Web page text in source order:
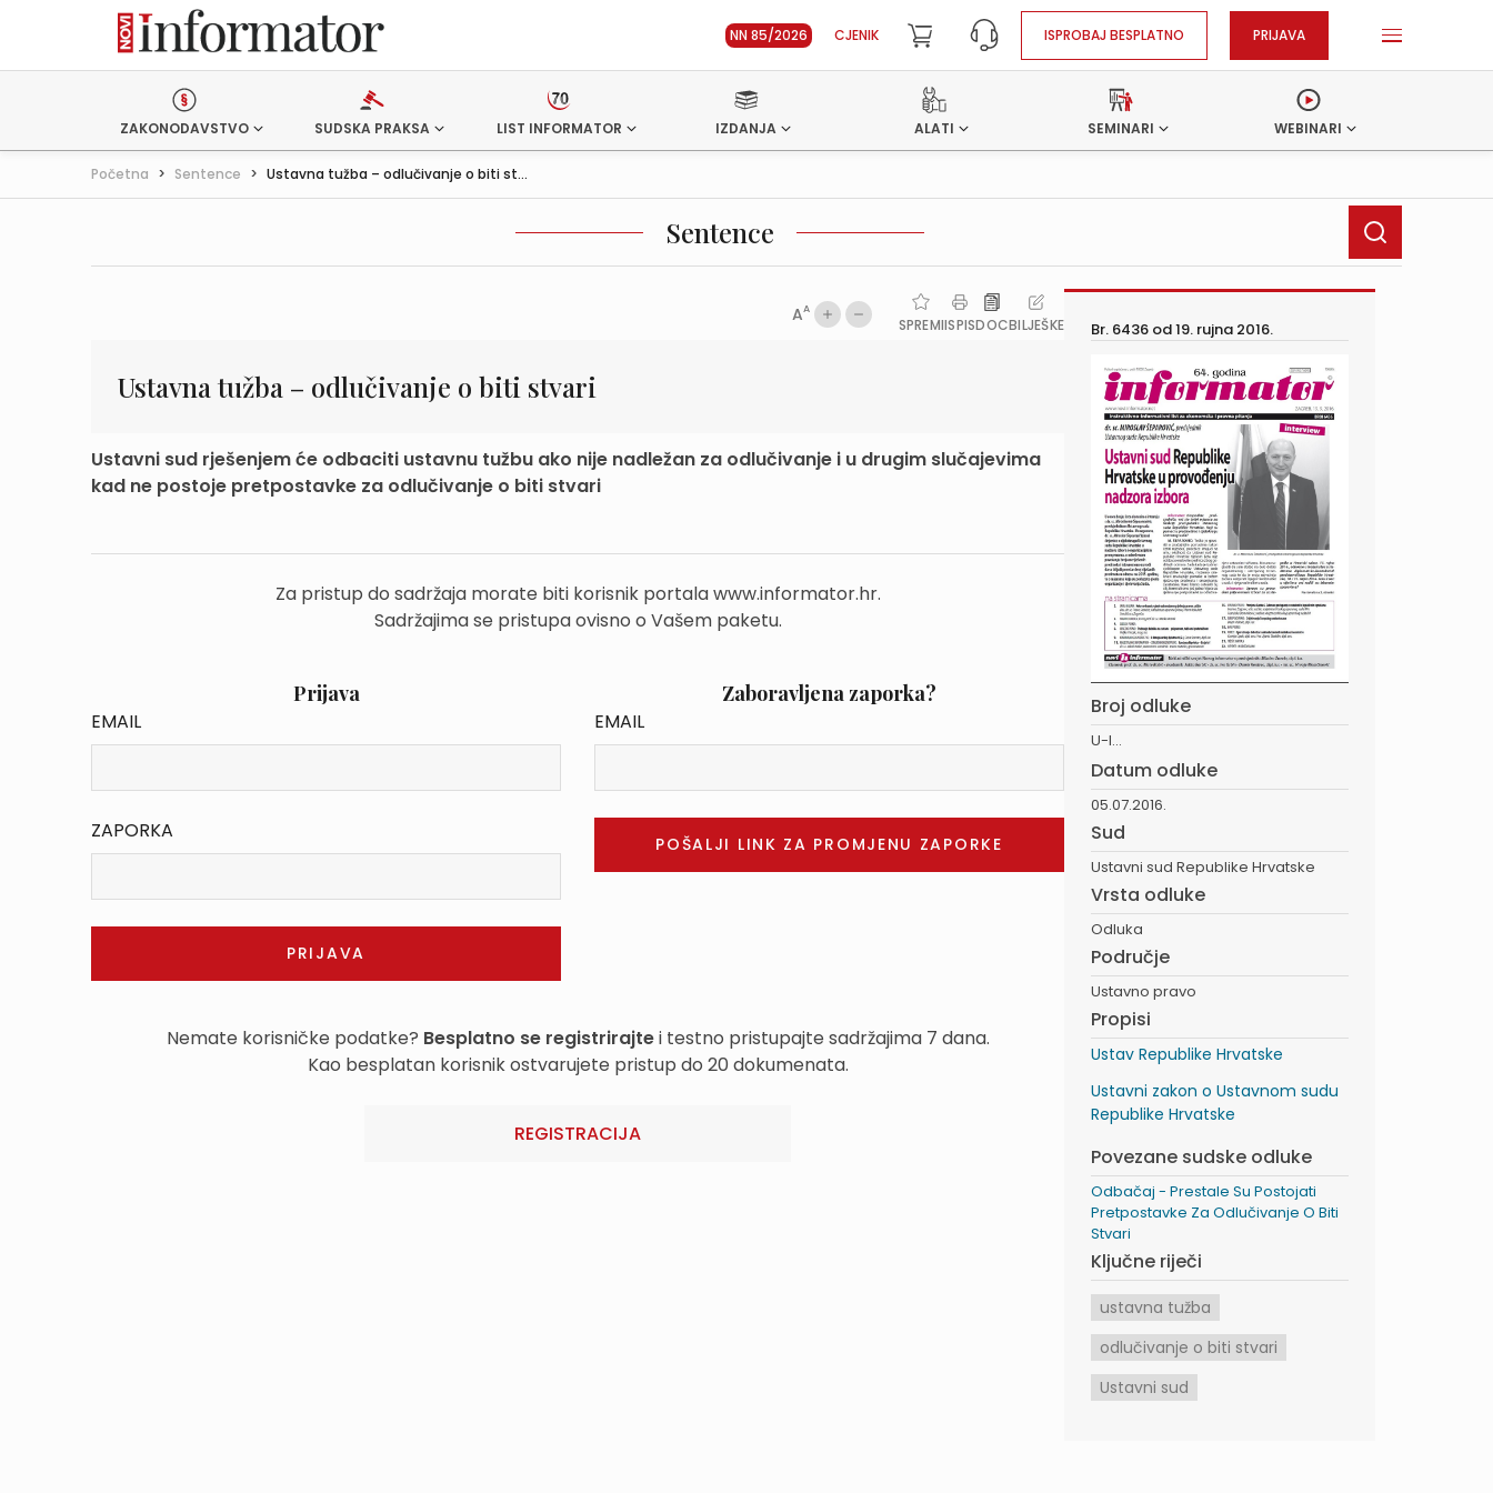
NN 85/2026 CJENIK ISPROBAJ BESPLATNO PRIJAVA
ZAKONODAVSTVO SUDSKA PRAKSA LIST INFORMATOR IZDANJA ALATI SEMINARI WEBINARI
Početna > Sentence > Ustavna tužba – odlučivanje o biti st...
Sentence
AA
SPREMIISPISDOCBILJEŠKE
Ustavna tužba – odlučivanje o biti stvari
Ustavni sud rješenjem će odbaciti ustavnu tužbu ako nije nadležan za odlučivanje i u drugim slučajevima
kad ne postoje pretpostavke za odlučivanje o biti stvari
Za pristup do sadržaja morate biti korisnik portala www.informator.hr.
Sadržajima se pristupa ovisno o Vašem paketu.
Prijava
EMAIL
ZAPORKA
Zaboravljena zaporka?
EMAIL
Nemate korisničke podatke? Besplatno se registrirajtei testno pristupajte sadržajima 7 dana.
Kao besplatan korisnik ostvarujete pristup do 20 dokumenata.
REGISTRACIJA
Br. 6436 od19. rujna 2016.
Broj odluke
U-I...
Datum odluke
05.07.2016.
Sud
Ustavni sud Republike Hrvatske
Vrsta odluke
Odluka
Područje
Ustavno pravo
Propisi
Ustav Republike Hrvatske
Ustavni zakon o Ustavnom sudu
Republike Hrvatske
Povezane sudske odluke
Odbačaj - Prestale Su Postojati
Pretpostavke Za Odlučivanje O Biti
Stvari
Ključne riječi
ustavna tužba
odlučivanje o biti stvari
Ustavni sud